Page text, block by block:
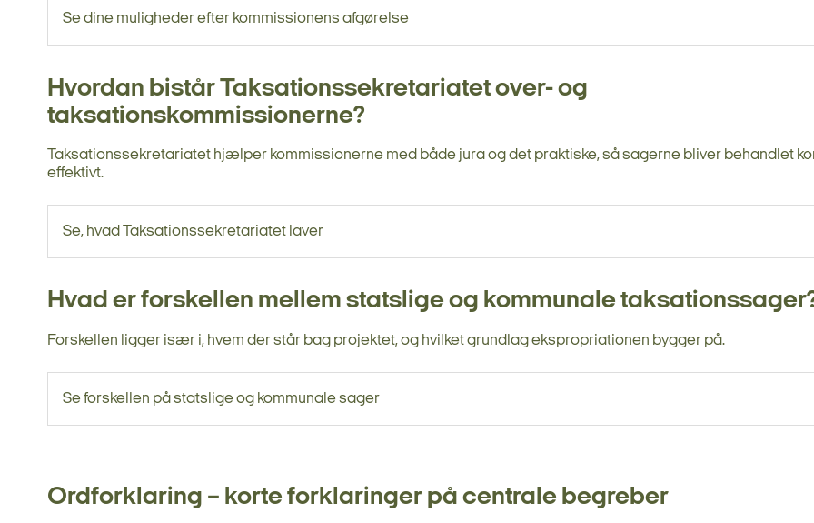
Se dine muligheder efter kommissionens afgørelse
Hvordan bistår Taksationssekretariatet over- og
taksationskommissionerne?
Taksationssekretariatet hjælper kommissionerne med både jura og det praktiske, så sagerne bliver behandlet
effektivt.
Se, hvad Taksationssekretariatet laver
Hvad er forskellen mellem statslige og kommunale
Forskellen ligger især i, hvem der står bag projektet, og hvilket grundlag ekspropriationen bygger på.
Se forskellen på statslige og kommunale sager
Ordforklaring – korte forklaringer på centrale begreber